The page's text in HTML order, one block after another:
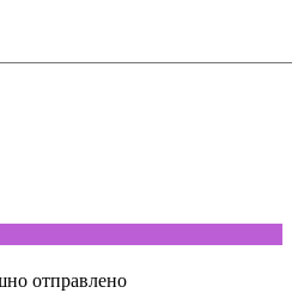
отправлено